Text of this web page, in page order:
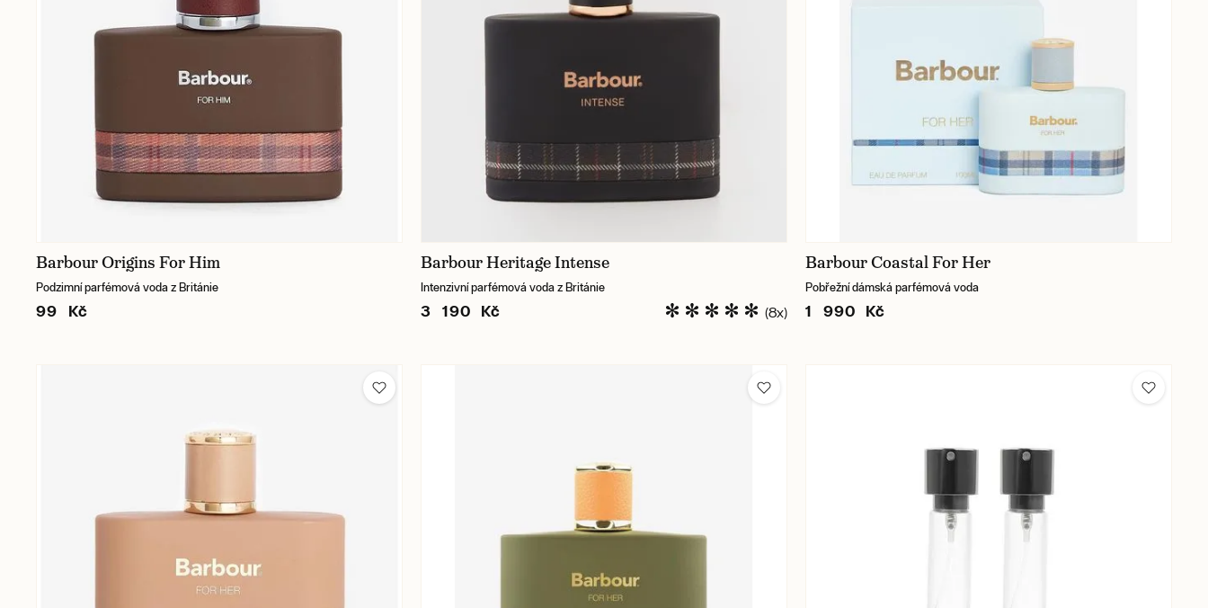
Barbour Origins For Him
Podzimní parfémová voda z Británie
99 Kč
Barbour Heritage Intense
Intenzivní parfémová voda z Británie
3 190 Kč (8x)
Barbour Coastal For Her
Pobřežní dámská parfémová voda
1 990 Kč